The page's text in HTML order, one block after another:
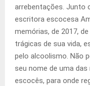
arrebentações. Junto
escritora escocesa
memórias, de 2017,
trágicas de sua vida,
pelo alcoolismo. Não
seu nome de uma
escocês, para onde